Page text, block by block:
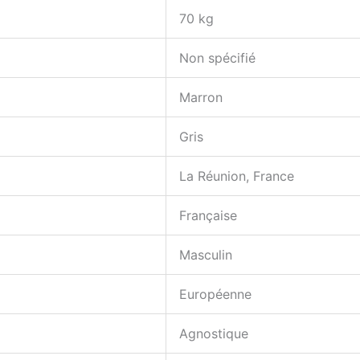
70 kg
Non spécifié
Marron
Gris
La Réunion, France
Française
Masculin
Européenne
Agnostique